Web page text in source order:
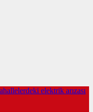
elektrik arızası